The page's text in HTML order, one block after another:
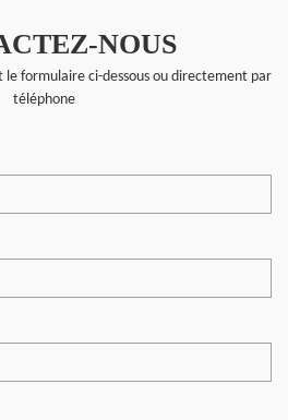
NOUS
le formulaire ci-dessous ou directement par
téléphone